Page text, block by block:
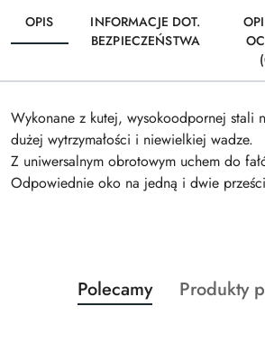
OPIS
INFORMACJE DOT.
BEZPIECZEŃSTWA
Wykonane z kutej, wysokoodpornej stali
dużej wytrzymałości i niewielkiej wadze.
Z uniwersalnym obrotowym uchem do
Odpowiednie oko na jedną i dwie
Pomiń karuzelę produktów
Produkty
o
Polecamy
Produkty
Produkty